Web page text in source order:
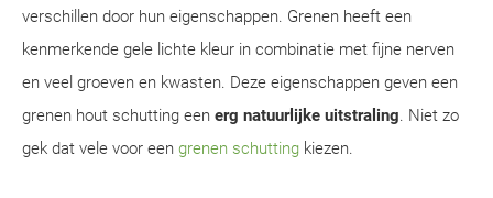
verschillen door hun eigenschappen. Grenen heeft een
kenmerkende gele lichte kleur in combinatie met fijne nerven
en veel groeven en kwasten. Deze eigenschappen geven een
grenen hout schutting een erg natuurlijke uitstraling. Niet zo
gek dat vele voor een grenen schutting kiezen.